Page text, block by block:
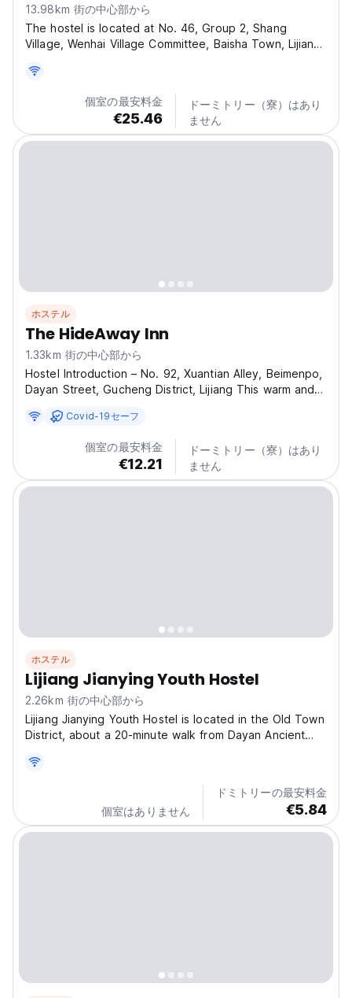
13.98km 街の中心部から
The hostel is located at No. 46, Group 2, Shang
Village, Wenhai Village Committee, Baisha Town, Lijiang.
the hustle and bustle of the city, surrounded by
picturesque scenery. This makes it an ideal
destination...個室の最安料金
€25.46
ドーミトリー（寮）はあり
ません
ホステル
The HideAway Inn
1.33km 街の中心部から
Hostel Introduction – No. 92, Xuantian Alley, Beimenpo,
Dayan Street, Gucheng District, Lijiang This warm and
Beimenpo, Dayan Street, in the Gucheng District of
Lijiang, Yunnan Province. It is only a few...
Covid-19セーフ
個室の最安料金
€12.21
ドーミトリー（寮）はあり
ません
ホステル
Lijiang Jianying Youth Hostel
2.26km 街の中心部から
Lijiang Jianying Youth Hostel is located in the Old Town
District, about a 20-minute walk from Dayan Ancient
Ancient Town. It’s also just a 10-minute walk to Xianghe
Commercial Plaza, which features a cinema,
個室はありません
ドミトリーの最安料金
€5.84